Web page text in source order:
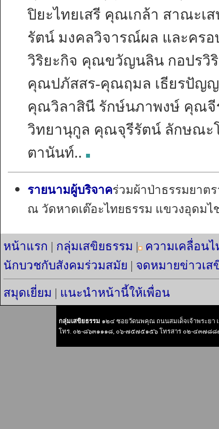
ปิยะไทยเสรี คุณเกล้า สาณะ
รัตน์ มงคลวิจารณ์ผล และคร
วิริยะกิจ คุณขวัญนลิน กอปรวิ
คุณปภัสสร-คุณฤมล เธียรปัญ
คุณวิลาสินี รักษ์นภาพงษ์ คุณ
วิทยานุกูล คุณจุรีรัตน์ ลักษณ
ตานันท์..
รายนามผู้บริจาคร่วมผ้าป่าธรรมยาต
ณ วัดหาดเต๊อะไทยธรรม แขวงอุดม
หน้าแรก | กลุ่มเสขิยธรรม |
ความเคลื่อนไ
นักบวชกับสังคมร่วมสมัย | จดหมายข่าวเส
สมุดเยี่ยม | แนะนำหน้านี้ให้เพื่อน
กลุ่มเสขิยธรรม ๑๒๔ ซอยวัดนพคุณ ถนนสมเด็จเจ้าพระยา
โทร. ๐๒-๘๖๓๑๑๑๘, ๐๖-๗๕๗๕๑๕๖ โทรสาร ๐๒-๔๓๗๘